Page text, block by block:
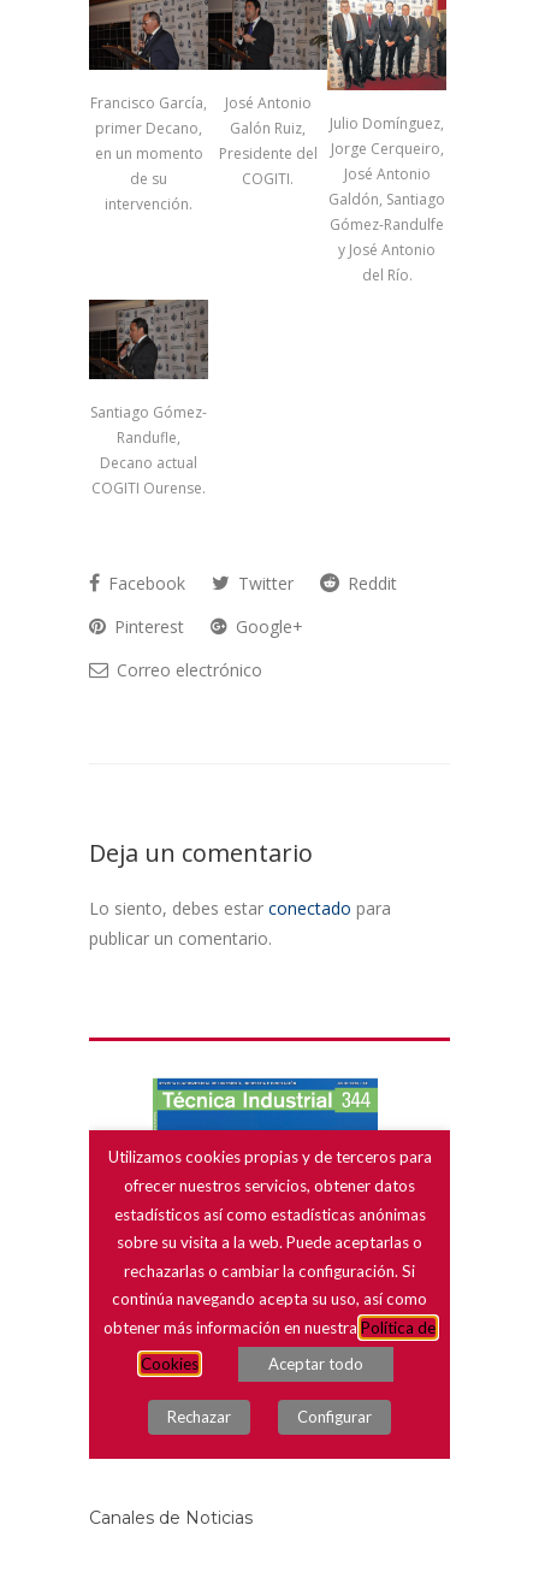
Francisco García,
primer Decano,
en un momento
de su
intervención.
José Antonio
Galón Ruiz,
Presidente del
COGITI.
Julio Domínguez,
Jorge Cerqueiro,
José Antonio
Galdón, Santiago
Gómez-Randulfe
y José Antonio
del Río.
Santiago Gómez-
Randufle,
Decano actual
COGITI Ourense.
Facebook Twitter
Reddit
Pinterest
Google+
Correo electrónico
Deja un comentario
Lo siento, debes estar conectado para
publicar un comentario.
Canales de Noticias